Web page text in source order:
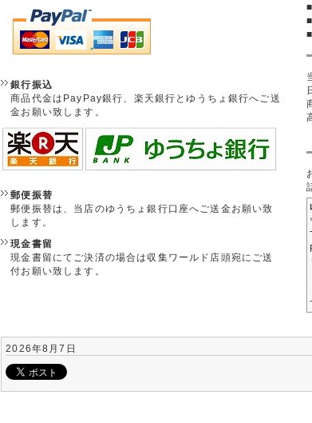
銀行振込
商品代金はPayPay銀行、楽天銀行とゆうちょ銀行へご送
金お願い致します。
郵便振替
郵便振替は、当店のゆうちょ銀行口座へご送金お願い致
します。
現金書留
現金書留にてご決済の場合は収集ワールド店頭宛にご送
付お願い致します。
2026年8月7日